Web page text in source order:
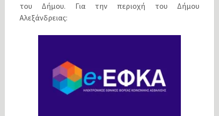
του Δήμου. Για την περιοχή του Δήμου
Αλεξάνδρειας: